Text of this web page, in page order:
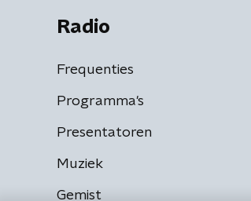
Radio
Frequenties
Programma's
Presentatoren
Muziek
Gemist